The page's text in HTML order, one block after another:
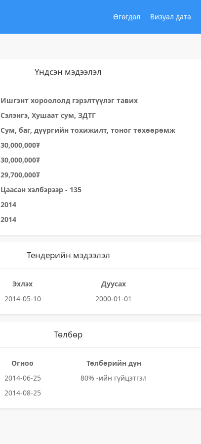
Өгөгдөл Визуал дата
Үндсэн мэдээлэл
Ишгэнт хороололд гэрэлтүүлэг тавих
Сэлэнгэ, Хушаат сум, ЗДТГ
Сум, баг, дүүргийн тохижилт, тоног төхөөрөмж
30,000,000₮
30,000,000₮
29,700,000₮
Цаасан хэлбэрээр - 135
2014
2014
Тендерийн мэдээлэл
Эхлэх Дуусах
2014-05-10 2000-01-01
Төлбөр
Огноо Төлбөрийн дүн
2014-06-25 80% -ийн гүйцэтгэл
2014-08-25